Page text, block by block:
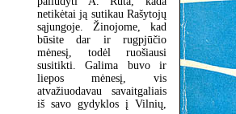
netikėtai ją sutikau Rašytojų
sąjungoje. Žinojome, kad
būsite dar ir rugpjūčio
mėnesį, todėl ruošiausi
susitikti. Galima buvo ir
liepos mėnesį, vis
atvažiuodavau savaitgaliais
iš savo gydyklos į Vilnių,